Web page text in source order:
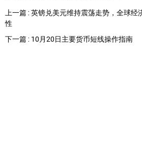
上一篇 : 英镑兑美元维持震荡走势，全球经
性
下一篇 : 10月20日主要货币短线操作指南